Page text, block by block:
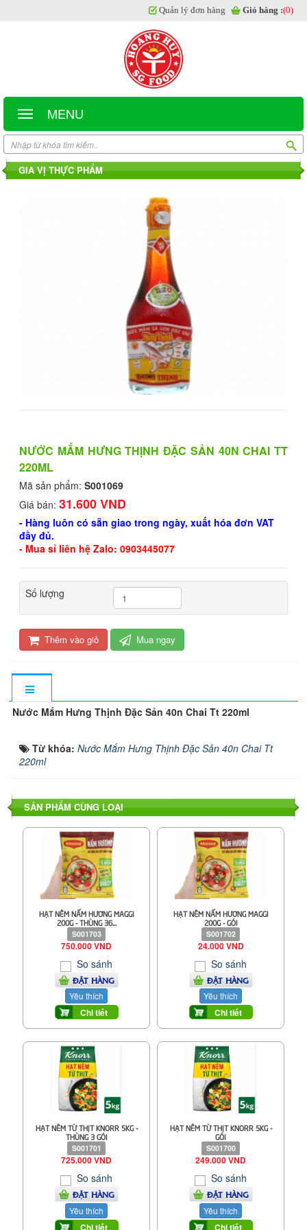
MENU
Quản lý đơn hàng Giỏ hàng :(0)
GIA VỊ THỰC PHẨM
NƯỚC MẮM HƯNG THỊNH ĐẶC SẢN 40N CHAI TT
220ML
Mã sản phẩm: S001069
Giá bán: 31.600 VND
- Hàng luôn có sẵn giao trong ngày, xuất hóa đơn VAT
đầy đủ.
- Mua sỉ liên hệ Zalo: 0903445077
Số lượng
Thêm vào giỏ Mua ngay
Nước Mắm Hưng Thịnh Đặc Sản 40n Chai Tt 220ml
Từ khóa: Nước Mắm Hưng Thịnh Đặc Sản 40n Chai Tt
220ml
SẢN PHẨM CÙNG LOẠI
HẠT NÊM NẤM HƯƠNG MAGGI
200G - THÙNG 36...
S001703
750.000 VND
So sánh
ĐẶT HÀNG
Yêu thích
Chi tiết
HẠT NÊM NẤM HƯƠNG MAGGI
200G - GÓI
S001702
24.000 VND
So sánh
ĐẶT HÀNG
Yêu thích
Chi tiết
HẠT NÊM TỪ THỊT KNORR 5KG -
THÙNG 3 GÓI
S001701
725.000 VND
So sánh
ĐẶT HÀNG
Yêu thích
Chi tiết
HẠT NÊM TỪ THỊT KNORR 5KG -
GÓI
S001700
249.000 VND
So sánh
ĐẶT HÀNG
Yêu thích
Chi tiết